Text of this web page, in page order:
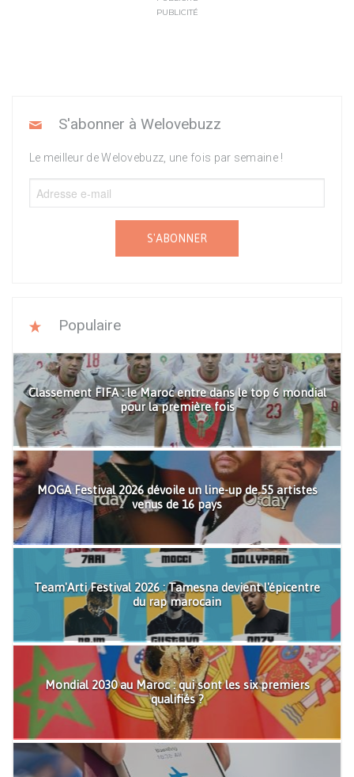
PUBLICITÉ
S'abonner à Welovebuzz
Le meilleur de Welovebuzz, une fois par semaine !
S'ABONNER
Populaire
Classement FIFA : le Maroc entre dans le top 6 mondial
pour la première fois
MOGA Festival 2026 dévoile un line-up de 55 artistes
venus de 16 pays
Team'Arti Festival 2026 : Tamesna devient l'épicentre
du rap marocain
Mondial 2030 au Maroc : qui sont les six premiers
qualifiés ?